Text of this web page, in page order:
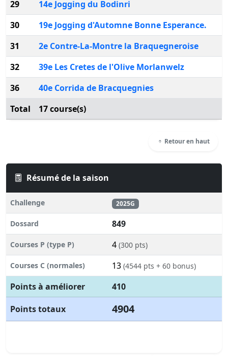
29
14e Jogging du Bodinri
30
19e Jogging d'Automne Bonne Esperance.
31
2e Contre-La-Montre la Braquegneroise
32
39e Les Cretes de l'Olive Morlanwelz
36
40e Corrida de Bracquegnies
Total
17 course(s)
Retour en haut
Résumé de la saison
Challenge 2025G
Dossard 849
Courses P (type P) 4 (300 pts)
Courses C (normales) 13 (4544 pts + 60 bonus)
Points à améliorer
410
Points totaux
4904